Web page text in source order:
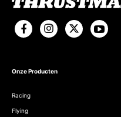
Onze Producten
Racing
Flying